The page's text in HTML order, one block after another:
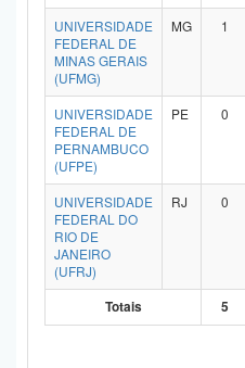
UNIVERSIDADE
FEDERAL DE
MINAS GERAIS
(UFMG)
MG 1
UNIVERSIDADE
FEDERAL DE
PERNAMBUCO
(UFPE)
PE 0
UNIVERSIDADE
FEDERAL DO
RIO DE
JANEIRO
(UFRJ)
RJ 0
Totais 5